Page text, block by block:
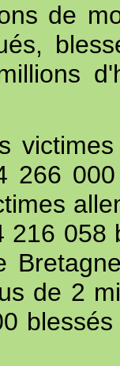
de
266
216 058
de 2